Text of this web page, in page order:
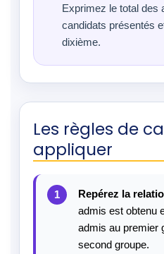
Exprimez le total des
candidats présentés
dixième.
Les règles de
appliquer
Repérez la
admis est obtenu
admis au premier
second groupe.